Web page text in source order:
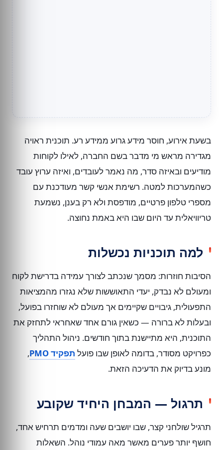
בשעת אירוע, חוסר מידע גרוע ממידע רע. תוכנית ראויה
מגדירה מראש מי מדבר בשם החברה, לאילו לקוחות
מודיעים ובאיזה סדר, מה נאמר לעובדים, ואיזה ערוץ עובד
כשהמערכות למטה. רשימת אנשי קשר מעודכנת עם
מספרי טלפון פרטיים, מודפסת ולא רק בענן, נשמעת
טריוויאלית עד היום שבו היא באמת נחוצה.
למה תוכניות נכשלות
הסיבות חוזרות: מסמך שנכתב לצורך עמידה בדרישת לקוח
ומעולם לא נבדק, יעדי התאוששות שלא נגזרו מהמציאות
התפעולית, גיבויים שקיימים אך מעולם לא שוחזרו בפועל,
ובעלות לא ברורה — כשאין גורם אחד שאחראי לתחזק את
התוכנית, היא מתיישנת בתוך חודשים. ניהול התהליך
כפרויקט מסודר, בדומה לאופן שבו פועל תפקיד PMO
,
מונע בדיוק את הדעיכה הזאת.
תרגול — המבחן היחיד שקובע
תרגיל שולחני קצר, שבו יושבים שעה ומדמים תרחיש אחד,
חושף יותר פערים מאשר מאה עמודי נוהל. השאלות